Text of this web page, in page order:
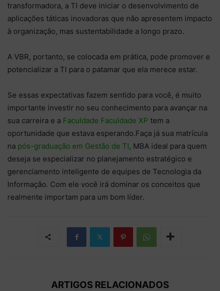
transformadora, a TI deve iniciar o desenvolvimento de
aplicações táticas inovadoras que não apresentem impacto
à organização, mas sustentabilidade a longo prazo.
A VBR, portanto, se colocada em prática, pode promover e
potencializar a TI para o patamar que ela merece estar.
Se essas expectativas fazem sentido para você, é muito
importante investir no seu conhecimento para avançar na
sua carreira e a Faculdade Faculdade XP tem a
oportunidade que estava esperando.Faça já sua matrícula
na pós-graduação em Gestão de TI, MBA ideal para quem
deseja se especializar no planejamento estratégico e
gerenciamento inteligente de equipes de Tecnologia da
Informação. Com ele você irá dominar os conceitos que
realmente importam para um bom líder.
ARTIGOS RELACIONADOS